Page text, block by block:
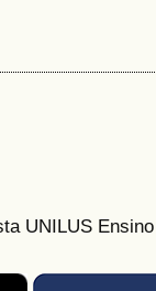
UNILUS